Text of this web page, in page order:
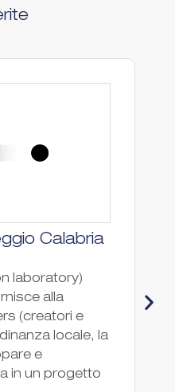
Calabria
laboratory)
alla
(creatori e
locale, la
e
in un progetto